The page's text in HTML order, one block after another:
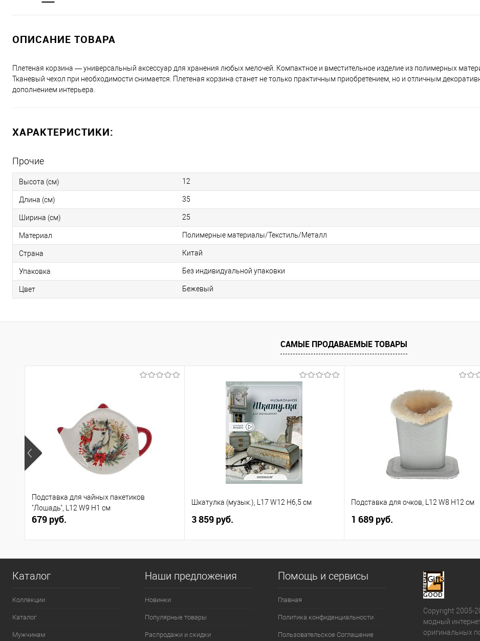
ОПИСАНИЕ ТОВАРА
Плетеная корзина — универсальный аксессуар для хранения любых мелочей. Компактное и вместительное изделие из полимерных
Тканевый чехол при необходимости снимается. Плетеная корзина станет не только практичным приобретением, но и отличным
дополнением интерьера.
ХАРАКТЕРИСТИКИ:
Прочие
Высота (см) 12
Длина (см) 35
Ширина (см) 25
Материал Полимерные материалы/Текстиль/Металл
Страна Китай
Упаковка Без индивидуальной упаковки
Цвет Бежевый
САМЫЕ ПРОДАВАЕМЫЕ ТОВАРЫ
Подставка для чайных пакетиков
"Лошадь", L12 W9 H1 см
679 руб.
Шкатулка (музык.), L17 W12 H6,5 см
3 859 руб.
Подставка для очков, L12 W8 H12 см
1 689 руб.
Каталог
Коллекции
Каталог
Мужчинам
Наши предложения
Новинки
Популярные товары
Распродажи и скидки
Помощь и сервисы
Главная
Политика конфиденциальности
Пользовательское Соглашение
Copyright 2005-
модный
оригинальных